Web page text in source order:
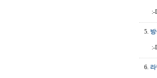
:-
5.
:-
6.